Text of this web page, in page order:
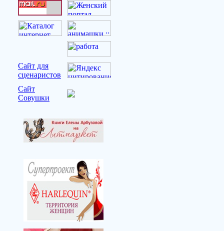
Сайт для
сценаристов
Сайт
Совушки